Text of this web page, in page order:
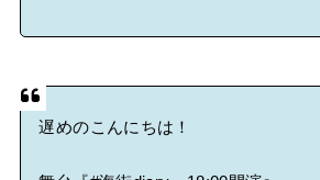
遅めのこんにちは！